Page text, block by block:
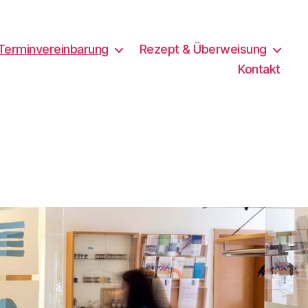
Rezept & Überweisung
Kontakt